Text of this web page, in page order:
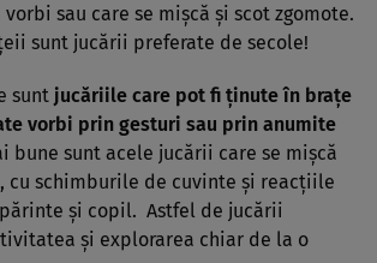
sau care se mişcă şi scot zgomote.
sunt jucării preferate de secole!
sunt jucăriile care pot fi ţinute în braţe
vorbi prin gesturi sau prin anumite
bune sunt acele jucării care se mişcă
cu schimburile de cuvinte şi reacţiile
şi copil. Astfel de jucării
şi explorarea chiar de la o